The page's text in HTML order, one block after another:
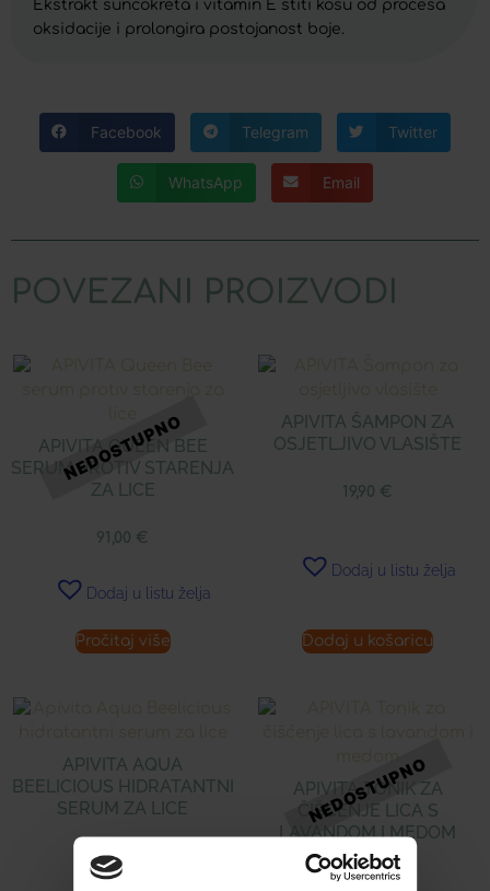
Ekstrakt suncokreta i vitamin E štiti kosu od procesa
oksidacije i prolongira postojanost boje.
Facebook Telegram Twitter
WhatsApp Email
POVEZANI PROIZVODI
APIVITA QUEEN BEE
SERUM PROTIV STARENJA
ZA LICE
91,00 €
Dodaj u listu želja
Pročitaj više
APIVITA ŠAMPON ZA
OSJETLJIVO VLASIŠTE
19,90 €
Dodaj u listu želja
Dodaj u košaricu
APIVITA AQUA
BEELICIOUS HIDRATANTNI
SERUM ZA LICE
34,90
APIVITA TONIK ZA
ČIŠĆENJE LICA S
LAVANDOM I MEDOM
15,31€